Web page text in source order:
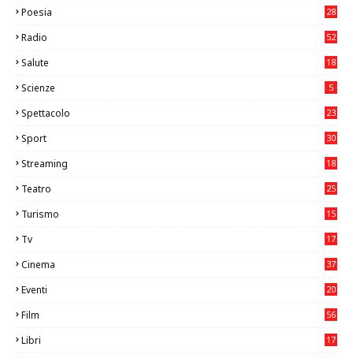
Poesia 28
Radio 52
Salute
18
Scienze 5
Spettacolo 23
Sport
30
Streaming 18
Teatro
25
Turismo
15
Tv
17
Cinema
37
Eventi
20
Film
56
Libri
17